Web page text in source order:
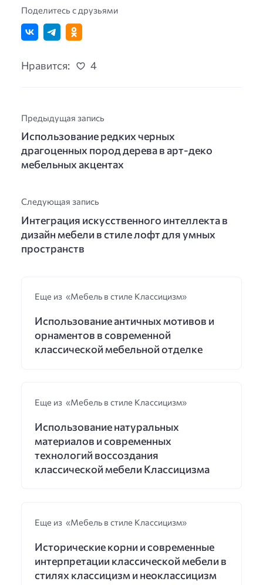
Поделитесь с друзьями
Нравится: 4
Предыдущая запись
Использование редких черных
драгоценных пород дерева в арт-деко
мебельных акцентах
Следующая запись
Интеграция искусственного интеллекта в
дизайн мебели в стиле лофт для умных
пространств
Еще из «Мебель в стиле Классицизм»
Использование античных мотивов и
орнаментов в современной
классической мебельной отделке
Еще из «Мебель в стиле Классицизм»
Использование натуральных
материалов и современных
технологий воссоздания
классической мебели Классицизма
Еще из «Мебель в стиле Классицизм»
Исторические корни и современные
интерпретации классической мебели в
стилях классицизм и неоклассицизм